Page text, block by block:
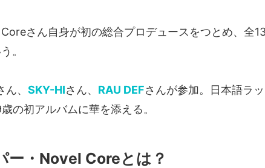
さん自身が初の総合プロデュースをつとめ、全
。
ん、 SKY-HIさん、 RAU DEFさんが参加。日本語ラ
の初アルバムに華を添える。
ー・Novel Coreとは？